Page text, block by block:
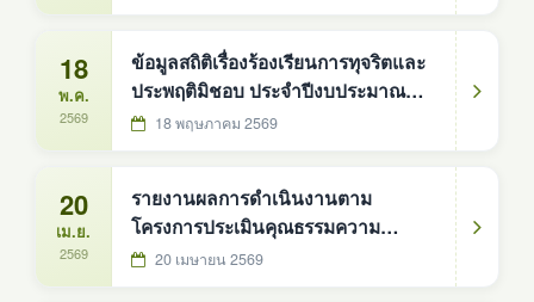
18
พ.ค.
2569
ข้อมูลสถิติเรื่องร้องเรียนการทุจริตและ
ประพฤติมิชอบ ประจำปีงบประมาณ
พ.ศ. 2568
18 พฤษภาคม 2569
20
เม.ย.
2569
รายงานผลการดำเนินงานตาม
โครงการประเมินคุณธรรมความ
โปร่งใสในการดำเนินงานขององค์การ
20 เมษายน 2569